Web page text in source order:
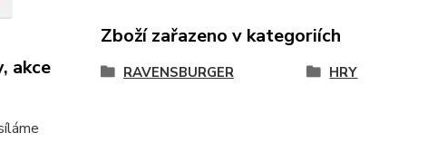
akce
Zboží zařazeno v kategoriích
RAVENSBURGER HRY